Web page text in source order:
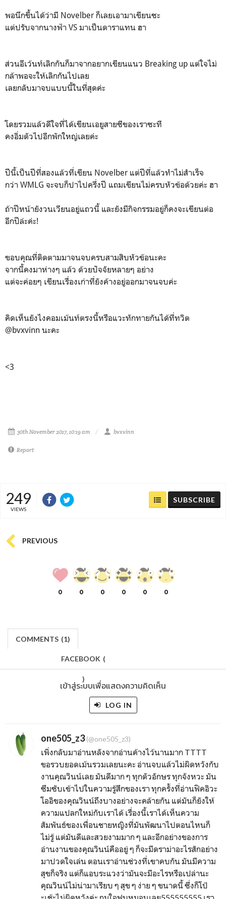
พอนึกขึ้นได้ว่ามี Novelber ก็เลยเอามาเขียนซะ
แต่ปรับจากนางฟ้า VS มาเป็นดาราแทน ฮา
ส่วนอีเว้นท์เลิกกันก็มาจากอยากเขียนแนว Breaking up แต่ใจไม่
กล้าพอจะให้เลิกกันไปเลย
เลยกลับมาจบแบบนี้ในที่สุดค่ะ
โดยรวมแล้วดีใจที่ได้เขียนเอยูสายซีของเราซะที
คงอิ่มตัวไปอีกพักใหญ่เลยค่ะ
ปีนี้เป็นปีที่สองแล้วที่เขียน Novelber แต่ปีที่แล้วทำไม่สำเร็จ
กว่า WMLG จะจบก็ปาไปครึ่งปี แถมเขียนไม่ครบหัวข้อด้วยค่ะ ฮา
ถ้าปีหน้ายังวนเวียนอยู่แถวนี้ และยังมีกิจกรรมอยู่ก็คงจะเขียนต่อ
อีกปีล่ะค่ะ!
ขอบคุณที่ติดตามมาจนจบครบสามสิบหัวข้อนะคะ
จากนี้คงมาห่างๆ แล้ว ด้วยปัจจัยหลายๆ อย่าง
แต่จะค่อยๆ เขียนเรื่องเก่าที่ยังค้างอยู่ออกมาจนจบค่ะ
คิดเห็นยังไงคอมเม้นท์ตรงนี้หรือแวะทักทายกันได้ที่ทวิต
@bvxvinn นะคะ
<3
30th November 2017, 10:19 am bvxvinn
Report
249
VIEWS
SUBSCRIBE
PREVIOUS
0 0 0 0 0 0
COMMENTS (1)
FACEBOOK (
)
เข้าสู่ระบบเพื่อแสดงความคิดเห็น
LOG IN
one505_z3(@one505_z3)
เพิ่งกลับมาอ่านหลังจากอ่านค้างไว้นานมาก TTTT
ขอรวบยอดเม้นรวมเลยนะคะ อ่านจบแล้วไม่ผิดหวังกับ
งานคุณวินน์เลย มันดีมาก ๆ ทุกตัวอักษร ทุกจังหวะ มัน
ซึมซับเข้าไปในความรู้สึกของเรา ทุกครั้งที่อ่านฟิคอิวะ
โออิของคุณวินน์ถึงบางอย่างจะคล้ายกัน แต่มันก็ยังให้
ความแปลกใหม่กับเราได้ เรื่องนี้เราได้เห็นความ
สัมพันธ์ของเพื่อนชายหญิงที่มันพัฒนาไปตอนไหนก็
ไม่รู้ แต่มันดีและสวยงามมาก ๆ และอีกอย่างของการ
อ่านงานของคุณวินน์คืออยู่ ๆ ก็จะมีดราม่าอะไรสักอย่าง
มาปวดใจเล่น ตอนเราอ่านช่วงที่เขาคบกัน มันมีความ
สุขก็จริง แต่ก็แอบระแวงว่ามันจะมีอะไรหรือเปล่านะ
คุณวินน์ไม่น่ามาเรียบ ๆ สุข ๆ ง่าย ๆ ขนาดนี้ ซึ่งก็โป้